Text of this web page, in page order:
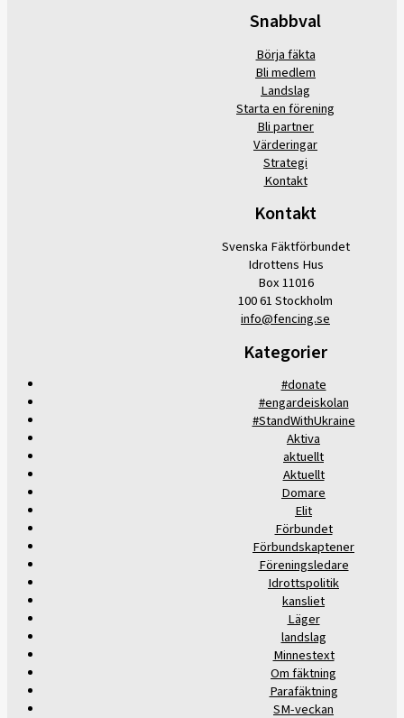
Snabbval
Börja fäkta
Bli medlem
Landslag
Starta en förening
Bli partner
Värderingar
Strategi
Kontakt
Kontakt
Svenska Fäktförbundet
Idrottens Hus
Box 11016
100 61 Stockholm
info@fencing.se
Kategorier
#donate
#engardeiskolan
#StandWithUkraine
Aktiva
aktuellt
Aktuellt
Domare
Elit
Förbundet
Förbundskaptener
Föreningsledare
Idrottspolitik
kansliet
Läger
landslag
Minnestext
Om fäktning
Parafäktning
SM-veckan